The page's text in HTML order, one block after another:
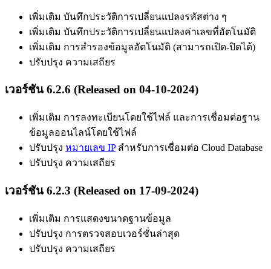
เพิ่มเติม บันทึกประวัติการเปลี่ยนแปลงรหัสต่าง ๆ
เพิ่มเติม บันทึกประวัติการเปลี่ยนแปลงค่าเลขที่อัตโนมัติ
เพิ่มเติม การสำรองข้อมูลอัตโนมัติ (สามารถเปิด-ปิดได้)
ปรับปรุง ความเสถียร
เวอร์ชัน 6.2.6 (Released on 04-10-2024)
เพิ่มเติม การลงทะเบียนโดยใช้ไฟล์ และการเชื่อมต่อฐาน
ข้อมูลออนไลน์โดยใช้ไฟล์
ปรับปรุง หมายเลข IPสำหรับการเชื่อมต่อ Cloud Database
ปรับปรุง ความเสถียร
เวอร์ชัน 6.2.3 (Released on 17-09-2024)
เพิ่มเติม การแสดงขนาดฐานข้อมูล
ปรับปรุง การตรวจสอบเวอร์ชั่นล่าสุด
ปรับปรุง ความเสถียร